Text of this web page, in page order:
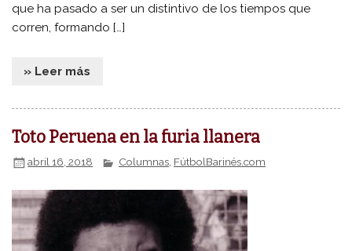
que ha pasado a ser un distintivo de los tiempos que
corren, formando […]
» Leer más
Toto Peruena en la furia llanera
abril 16, 2018 Columnas, FútbolBarinés.com